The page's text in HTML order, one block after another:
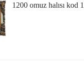
1200 omuz halısı kod